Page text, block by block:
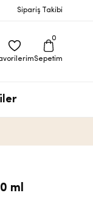
Sipariş Takibi
Sepetim
0
ml